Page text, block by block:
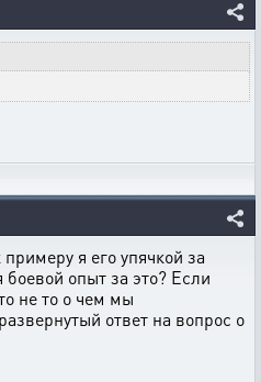
примеру я его упячкой за
опыт за это? Если
не то о чем мы
ответ на вопрос о